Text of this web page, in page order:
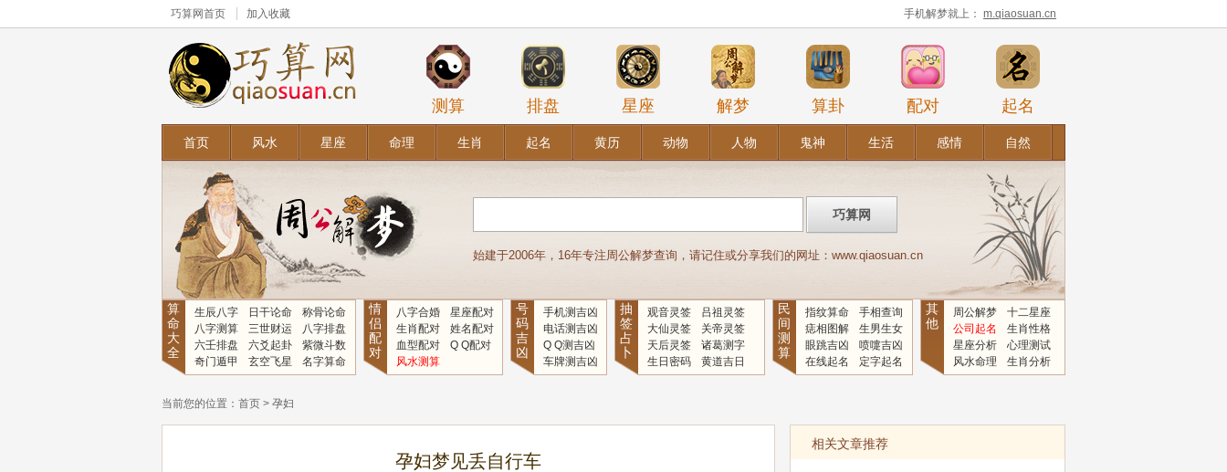
巧算网首页 加入收藏 手机解梦就上： m.qiaosuan.cn
测算 排盘 星座 解梦 算卦 配对 起名
首页 风水 星座 命理 生肖 起名 黄历 动物 人物 鬼神 生活 感情 自然
始建于2006年，16年专注周公解梦查询，请记住或分享我们的网址：www.qiaosuan.cn
算
命
大
全
生辰八字 日干论命
称骨论命
八字测算
三世财运
八字排盘
六壬排盘
六爻起卦
紫微斗数
奇门遁甲
玄空飞星 名字算命
情
侣
配
对
八字合婚
星座配对
生肖配对
姓名配对
血型配对
Q Q配对
风水测算
号
码
吉
凶
手机测吉凶
电话测吉凶
Q Q测吉凶
车牌测吉凶
抽
签
占
卜
观音灵签
吕祖灵签
大仙灵签
关帝灵签
天后灵签
诸葛测字
生日密码
黄道吉日
民
间
测
算
指纹算命
手相查询
痣相图解
生男生女
眼跳吉凶
喷嚏吉凶
在线起名
定字起名
其
他
周公解梦
十二星座
公司起名
生肖性格
星座分析
心理测试
风水命理
生肖分析
当前您的位置： 首页 > 孕妇
孕妇梦见丢自行车
相关文章推荐